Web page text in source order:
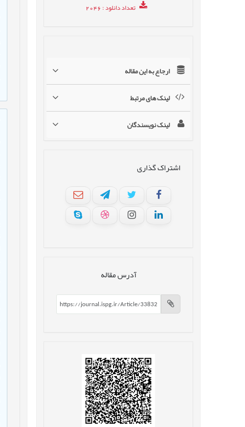
تعداد دانلود: 2046
ارجاع به این مقاله
لینک های مرتبط
لینک نویسندگان
اشتراک گذاری
آدرس مقاله